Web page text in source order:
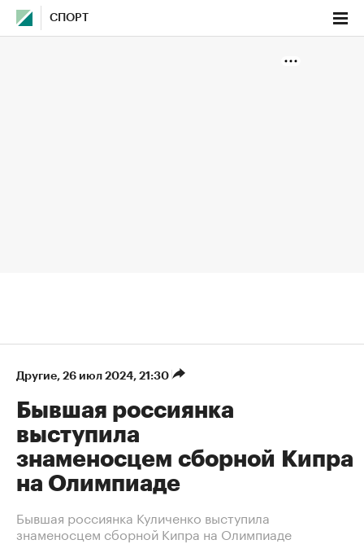
СПОРТ
Другие⁠, 26 июл 2024, 21:30
Бывшая россиянка
выступила
знаменосцем сборной Кипра
на Олимпиаде
Бывшая россиянка Куличенко выступила
знаменосцем сборной Кипра на Олимпиаде